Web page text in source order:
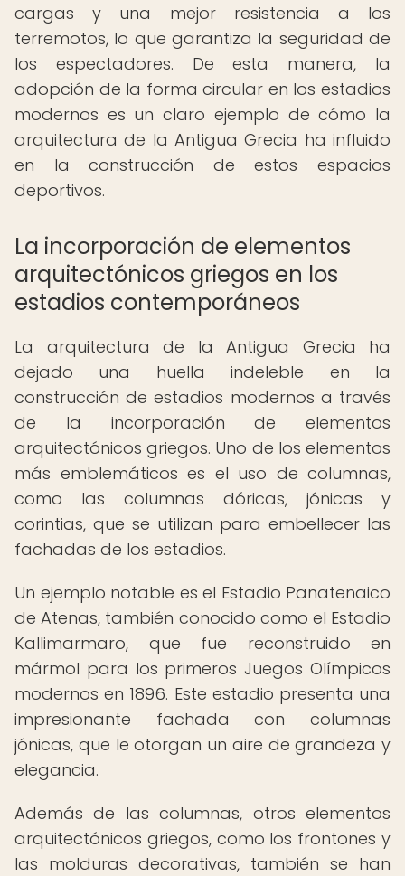
cargas y una mejor resistencia a los
terremotos, lo que garantiza la seguridad de
los espectadores. De esta manera, la
adopción de la forma circular en los estadios
modernos es un claro ejemplo de cómo la
arquitectura de la Antigua Grecia ha influido
en la construcción de estos espacios
deportivos.
La incorporación de elementos
arquitectónicos griegos en los
estadios contemporáneos
La arquitectura de la Antigua Grecia ha
dejado una huella indeleble en la
construcción de estadios modernos a través
de la incorporación de elementos
arquitectónicos griegos. Uno de los elementos
más emblemáticos es el uso de columnas,
como las columnas dóricas, jónicas y
corintias, que se utilizan para embellecer las
fachadas de los estadios.
Un ejemplo notable es el Estadio Panatenaico
de Atenas, también conocido como el Estadio
Kallimarmaro, que fue reconstruido en
mármol para los primeros Juegos Olímpicos
modernos en 1896. Este estadio presenta una
impresionante fachada con columnas
jónicas, que le otorgan un aire de grandeza y
elegancia.
Además de las columnas, otros elementos
arquitectónicos griegos, como los frontones y
las molduras decorativas, también se han